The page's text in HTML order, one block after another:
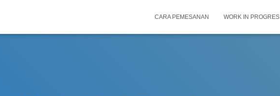
CARA PEMESANAN WORK IN PROGRES